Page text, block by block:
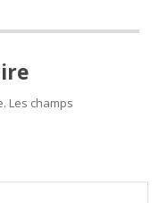
Les champs